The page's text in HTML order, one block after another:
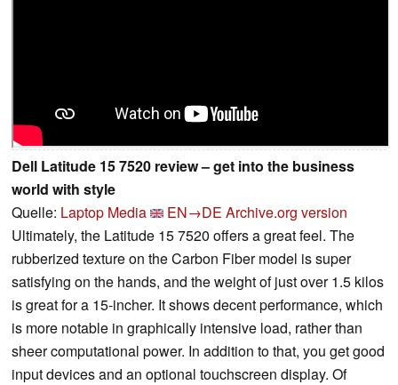
Dell Latitude 15 7520 review – get into the business
world with style
Quelle: Laptop Media EN→DE Archive.org version
Ultimately, the Latitude 15 7520 offers a great feel. The
rubberized texture on the Carbon Fiber model is super
satisfying on the hands, and the weight of just over 1.5 kilos
is great for a 15-incher. It shows decent performance, which
is more notable in graphically intensive load, rather than
sheer computational power. In addition to that, you get good
input devices and an optional touchscreen display. Of